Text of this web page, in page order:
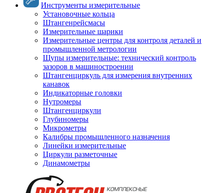
Инструменты измерительные
Установочные кольца
Штангенрейсмасы
Измерительные шарики
Измерительные центры для контроля деталей и
промышленной метрологии
Щупы измерительные: технический контроль
зазоров в машиностроении
Штангенциркуль для измерения внутренних
канавок
Индикаторные головки
Нутромеры
Штангенциркули
Глубиномеры
Микрометры
Калибры промышленного назначения
Линейки измерительные
Циркули разметочные
Динамометры